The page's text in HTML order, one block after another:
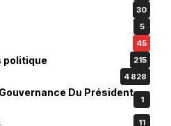
30
5
45
politique 215
4 828
Du Président
1
11